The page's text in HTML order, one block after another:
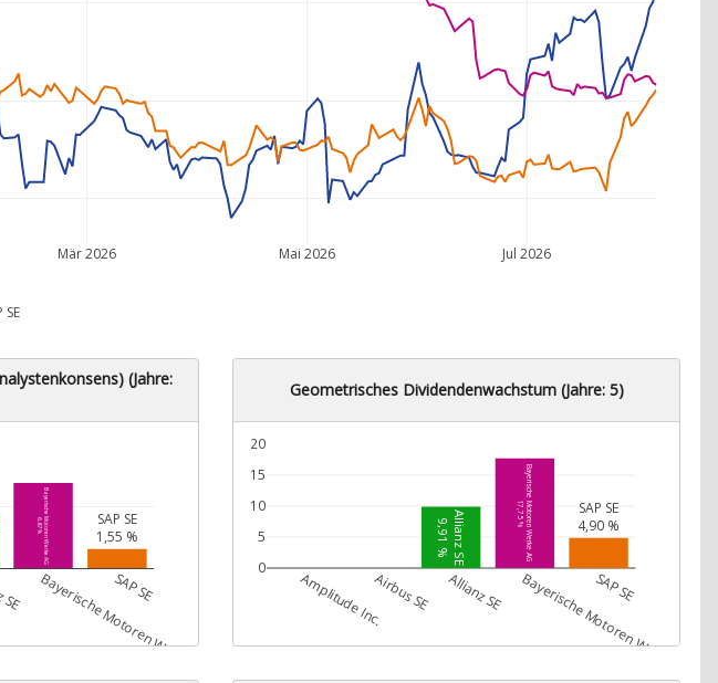
Mär 2026 Mai 2026 Jul 2026
SE
(Jahre:
Bayerische Motoren Werke AG
6,87 % SAP SE
1,55 %
Bayerische Motoren Werke AG
SAP SE
Geometrisches Dividendenwachstum (Jahre: 5)
Allianz SE
9,91 % Bayerische Motoren Werke AG
17,75 % SAP SE
4,90 %
Amplitude Inc.Airbus SE Allianz SE Bayerische Motoren Werke AG
SAP SE
0
5
10
15
20